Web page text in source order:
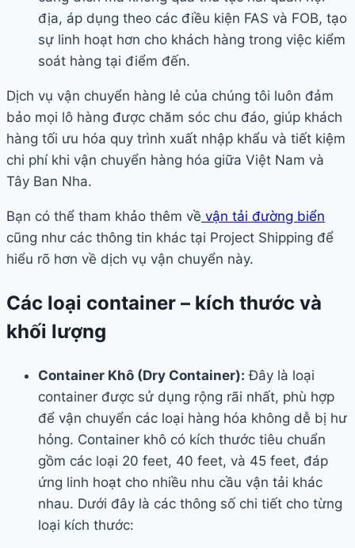
địa, áp dụng theo các điều kiện FAS và FOB, tạo
sự linh hoạt hơn cho khách hàng trong việc kiểm
soát hàng tại điểm đến.
Dịch vụ vận chuyển hàng lẻ của chúng tôi luôn đảm
bảo mọi lô hàng được chăm sóc chu đáo, giúp khách
hàng tối ưu hóa quy trình xuất nhập khẩu và tiết kiệm
chi phí khi vận chuyển hàng hóa giữa Việt Nam và
Tây Ban Nha.
Bạn có thể tham khảo thêm về vận tải đường biển
cũng như các thông tin khác tại Project Shipping để
hiểu rõ hơn về dịch vụ vận chuyển này.
Các loại container – kích thước và
khối lượng
Container Khô (Dry Container): Đây là loại
container được sử dụng rộng rãi nhất, phù hợp
để vận chuyển các loại hàng hóa không dễ bị hư
hỏng. Container khô có kích thước tiêu chuẩn
gồm các loại 20 feet, 40 feet, và 45 feet, đáp
ứng linh hoạt cho nhiều nhu cầu vận tải khác
nhau. Dưới đây là các thông số chi tiết cho từng
loại kích thước: